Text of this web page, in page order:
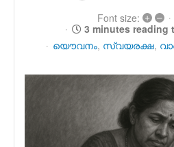
Font size: + –
3 minutes reading
യൌവനം സ്വയരക്ഷ